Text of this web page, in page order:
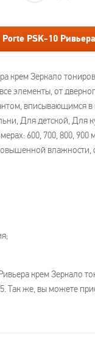
PSK-10
крем Зеркало
элементы, от
вписывающимся
Для детской, Для
600, 700, 800,
крем
Так же, вы можете